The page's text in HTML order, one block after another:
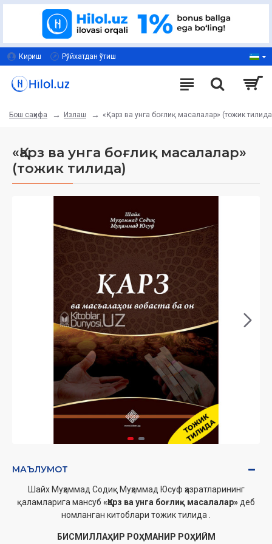
Кириш Рўйхатдан ўтиш
Бош саҳифа Излаш «Қарз ва унга боғлиқ масалалар» (тожик
«Қарз ва унга боғлиқ масалалар»
(тожик тилида)
МАЪЛУМОТ
Шайх Муҳаммад Содиқ Муҳаммад Юсуф ҳазратларининг
қаламларига мансуб «Қарз ва унга боғлиқ масалалар»деб
номланган китоблари тожик тилида .
БИСМИЛЛАҲИР РОҲМАНИР РОҲИЙМ